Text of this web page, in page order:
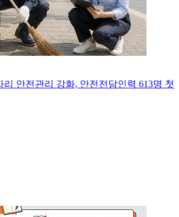
리 안전관리 강화, 안전전담인력 613명 첫